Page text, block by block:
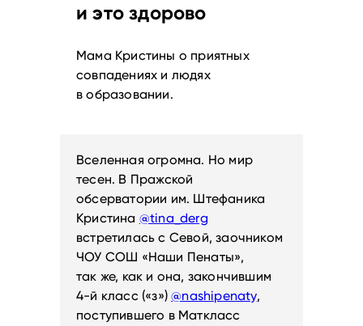
и это здорово
Мама Кристины о приятных
совпадениях и людях
в образовании.
Вселенная огромна. Но мир
тесен. В Пражской
обсерватории им. Штефаника
Кристина @tina_derg
встретилась с Севой, заочником
ЧОУ СОШ «Наши Пенаты»,
так же, как и она, закончившим
4-й класс («з»)@nashipenaty,
поступившего в Маткласс